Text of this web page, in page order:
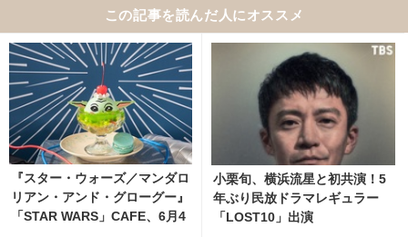
この記事を読んだ人にオススメ
『スター・ウォーズ／マンダロ
リアン・アンド・グローグー』
「STAR WARS」CAFE、6月4
小栗旬、横浜流星と初共演！5
年ぶり民放ドラマレギュラー
「LOST10」出演